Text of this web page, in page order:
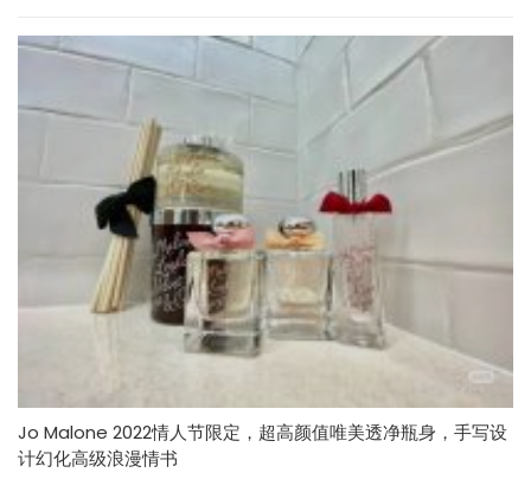
Jo Malone 2022情人节限定，超高颜值唯美透净瓶身，手写设
计幻化高级浪漫情书